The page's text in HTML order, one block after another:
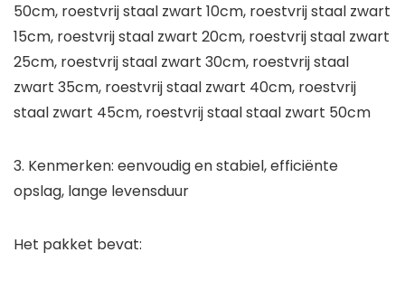
50cm, roestvrij staal zwart 10cm, roestvrij staal zwart
15cm, roestvrij staal zwart 20cm, roestvrij staal zwart
25cm, roestvrij staal zwart 30cm, roestvrij staal
zwart 35cm, roestvrij staal zwart 40cm, roestvrij
staal zwart 45cm, roestvrij staal staal zwart 50cm
3. Kenmerken: eenvoudig en stabiel, efficiënte
opslag, lange levensduur
Het pakket bevat: